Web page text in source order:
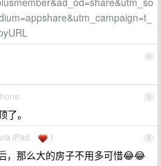
4
5
。
6
iPad 1
，那么大的房子不用多可惜😂😂